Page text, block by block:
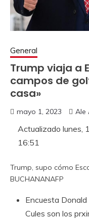
General
Trump viaja a
campos de
casa»
mayo 1, 2023 Ale
Actualizado lunes,
16:51
Trump, supo cómo
BUCHANANAFP
Encuesta
Cules son los